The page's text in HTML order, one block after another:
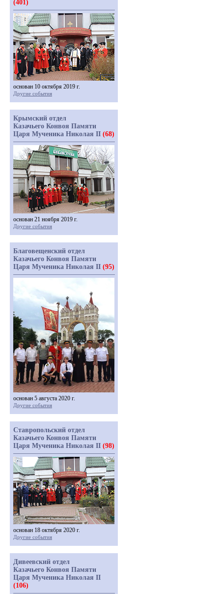
(401)
основан 10 октября 2019 г.
Другие события
Крымский отдел
Казачьего Конвоя Памяти
Царя Мученика Николая II (68)
основан 21 ноября 2019 г.
Другие события
Благовещенский отдел
Казачьего Конвоя Памяти
Царя Мученика Николая II (95)
основан 5 августа 2020 г.
Другие события
Ставропольский отдел
Казачьего Конвоя Памяти
Царя Мученика Николая II (98)
основан 18 октября 2020 г.
Другие события
Дивеевский отдел
Казачьего Конвоя Памяти
Царя Мученика Николая II
(106)